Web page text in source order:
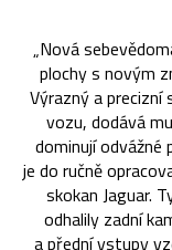
„Nová
plochy s novým
Výrazný a
vozu, dodává
dominují odvážné
je do ručně
skokan Jaguar.
odhalily zadní
a přední vstupy